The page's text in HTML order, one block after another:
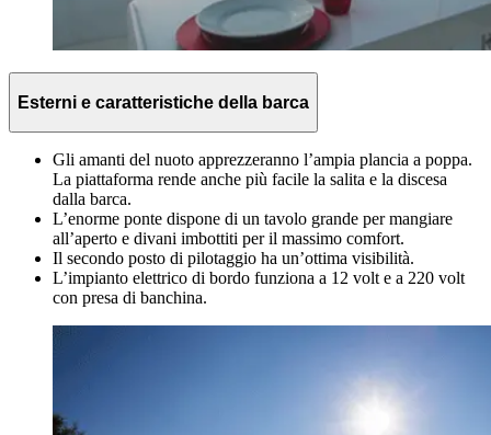
Esterni e caratteristiche della barca
Gli amanti del nuoto apprezzeranno l’ampia plancia a poppa.
La piattaforma rende anche più facile la salita e la discesa
dalla barca.
L’enorme ponte dispone di un tavolo grande per mangiare
all’aperto e divani imbottiti per il massimo comfort.
Il secondo posto di pilotaggio ha un’ottima visibilità.
L’impianto elettrico di bordo funziona a 12 volt e a 220 volt
con presa di banchina.